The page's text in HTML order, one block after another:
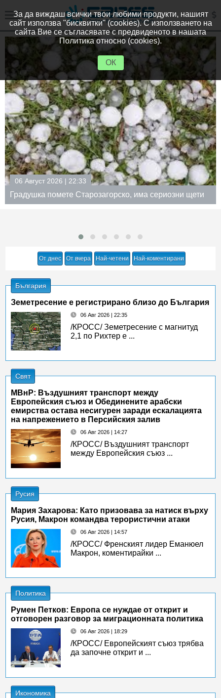
06 Август 2026 | 18:59
Вицепремиерът Пулев пред СТИВ: Привличането на
инвестиции и икономизацията на външната политика
От днес От вчера Най-четени Най-коментирани
България
Земетресение е регистрирано близо до България
06 Авг 2026 | 22:35
/КРОСС/ Земетресение с магнитуд
2,1 по Рихтер е ...
Свят
МВнР: Въздушният транспорт между
Европейския съюз и Обединените арабски
емирства остава несигурен заради ескалацията
на напрежението в Персийския залив
06 Авг 2026 | 14:27
/КРОСС/ Въздушният транспорт
между Европейския съюз ...
Русия
Мария Захарова: Като призовава за натиск върху
Русия, Макрон командва терористични атаки
06 Авг 2026 | 14:57
/КРОСС/ Френският лидер Еманюел
Макрон, коментирайки ...
Политика
Румен Петков: Европа се нуждае от открит и
отговорен разговор за миграционната политика
06 Авг 2026 | 18:29
/КРОСС/ Европейският съюз трябва
да започне открит и ...
Икономика
За да виждаш всички твои любими продукти, нашият
сайт използва "бисквитки" (cookies). С използването на
сайта Вие се съгласявате с предвиденото в нашата
Политика относно (cookies).
ОК